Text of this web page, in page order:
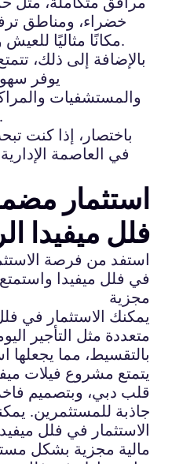
خضراء، ومناطق
مكانًا مثاليًا للعيش والاستمتاع بأوقات الفراغ.
بالإضافة إلى ذلك،
يوفر
والمستشفيات
العاصمة الإدارية الجديدة.
باختصار، إذا كنت
في العاصمة
استثمار
فلل ميفيدا
استفد من فرصة
في فلل ميفيدا
مجزية
يمكنك الاستثمار في
متعددة مثل التأجير
بالتقسيط، مما يجعلها
يتمتع مشروع فيلات
قلب دبي، وبتصميم
جاذبة للمستثمرين.
الاستثمار في فلل
مالية مجزية بشكل